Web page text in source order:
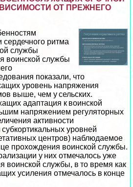
ОТ ПРЕЖНЕГО
сердечного ритма
службы
воинской службы
показали, что
уровень напряжения
выше, чем у сельских.
адаптация к воинской
напряжением регуляторных
активности
уровней
центров) наблюдаемое
прохождения воинской службы.
у них отмечалось уже
воинской службы, в то время как
усиления отмечалось в конце